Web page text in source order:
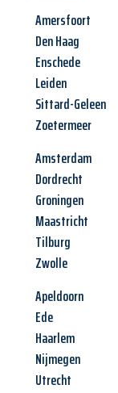
Amersfoort
Den Haag
Enschede
Leiden
Sittard-Geleen
Zoetermeer
Amsterdam
Dordrecht
Groningen
Maastricht
Tilburg
Zwolle
Apeldoorn
Ede
Haarlem
Nijmegen
Utrecht